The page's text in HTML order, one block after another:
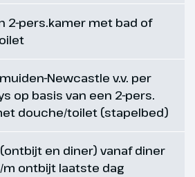
Kerstdag
ontbijt rijden we een
route richting Perth, waar
Palace bezoeken. Een
kasteel, waar een replica te
is van de Stone of Scone;
waarom de Schotse
gekroond werden. Via
2-pers.kamer met bad of
Newcastle v.v. per
op basis van een 2-pers.
douche/toilet (stapelbed)
en diner) vanaf diner
ontbijt laatste dag